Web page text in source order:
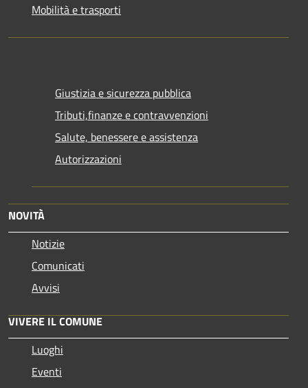
Mobilità e trasporti
Giustizia e sicurezza pubblica
Tributi,finanze e contravvenzioni
Salute, benessere e assistenza
Autorizzazioni
NOVITÀ
Notizie
Comunicati
Avvisi
VIVERE IL COMUNE
Luoghi
Eventi